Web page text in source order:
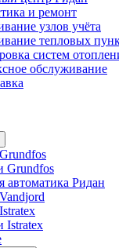
и ремонт
узлов учёта
тепловых
систем
обслуживание
Grundfos
автоматика Ридан
Istratex